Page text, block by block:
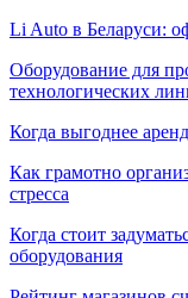
Li Auto в Беларуси:
Оборудование для
технологических
Когда выгоднее
Как грамотно
стресса
Когда стоит
оборудования